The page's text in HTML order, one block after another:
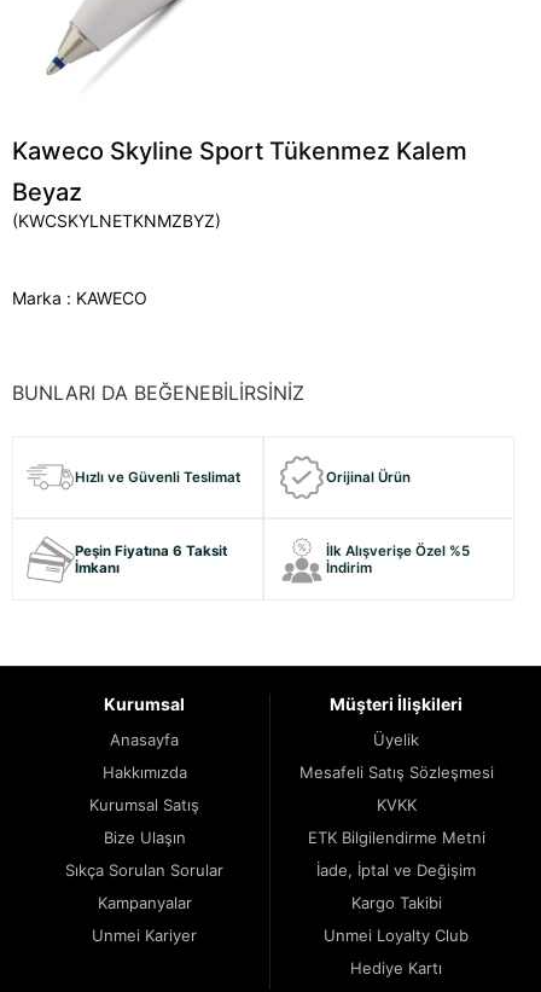
Kaweco Skyline Sport Tükenmez Kalem
Beyaz
(KWCSKYLNETKNMZBYZ)
Marka : KAWECO
BUNLARI DA BEĞENEBİLİRSİNİZ
Hızlı ve Güvenli Teslimat Orijinal Ürün
Peşin Fiyatına 6 Taksit
İmkanı
İlk Alışverişe Özel %5
İndirim
Kurumsal
Anasayfa
Hakkımızda
Kurumsal Satış
Bize Ulaşın
Sıkça Sorulan Sorular
Kampanyalar
Unmei Kariyer
Müşteri İlişkileri
Üyelik
Mesafeli Satış Sözleşmesi
KVKK
ETK Bilgilendirme Metni
İade, İptal ve Değişim
Kargo Takibi
Unmei Loyalty Club
Hediye Kartı